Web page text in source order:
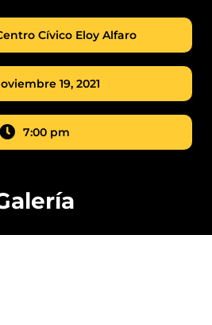
Cívico Eloy Alfaro
19, 2021
7:00 pm